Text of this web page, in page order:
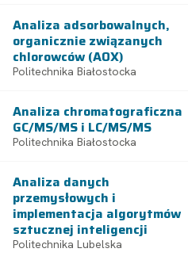
Analiza adsorbowalnych,
organicznie związanych
chlorowców (AOX)
Politechnika Białostocka
Analiza chromatograficzna
GC/MS/MS i LC/MS/MS
Politechnika Białostocka
Analiza danych
przemysłowych i
implementacja algorytmów
sztucznej inteligencji
Politechnika Lubelska